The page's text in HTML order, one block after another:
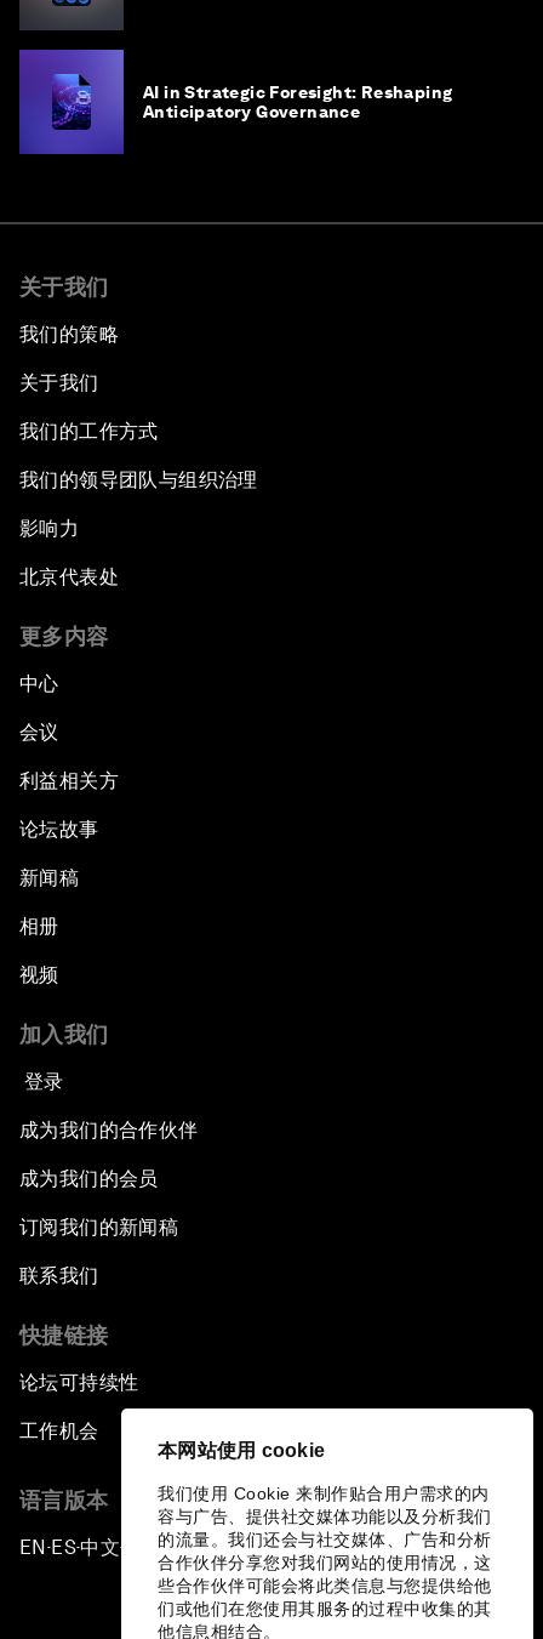
本网站使用 cookie
我们使用 Cookie 来制作贴合用户需求的内
容与广告、提供社交媒体功能以及分析我们
的流量。我们还会与社交媒体、广告和分析
合作伙伴分享您对我们网站的使用情况，这
些合作伙伴可能会将此类信息与您提供给他
们或他们在您使用其服务的过程中收集的其
他信息相结合。
AI in Strategic Foresight: Reshaping
Anticipatory Governance
关于我们
我们的策略
关于我们
我们的工作方式
我们的领导团队与组织治理
影响力
北京代表处
更多内容
中心
会议
利益相关方
论坛故事
新闻稿
相册
视频
加入我们
登录
成为我们的合作伙伴
成为我们的会员
订阅我们的新闻稿
联系我们
快捷链接
论坛可持续性
工作机会
语言版本
EN ▪ ES▪中文▪ 日本語